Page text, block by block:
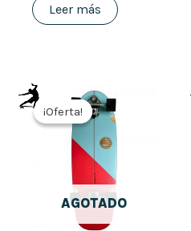
Leer más
¡Oferta!
AGOTADO
¡Oferta!
El
precio
original
era:
169,00€.